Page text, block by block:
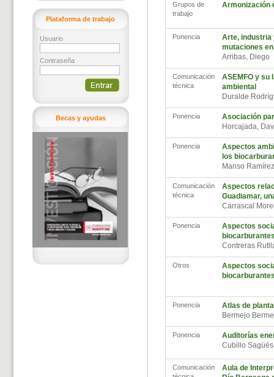
Plataforma de trabajo
Usuario
Contraseña
Becas y ayudas
Grupos de
trabajo
Armonización
Ponencia
Arte, industria
mutaciones
Arribas, Diego
Comunicación
técnica
ASEMFO y su
ambiental
Duralde
Ponencia
Asociación
Horcajada,
Ponencia
Aspectos
los
Manso
Comunicación
técnica
Aspectos
Guadiamar,
Carrascal
Ponencia
Aspectos
Contreras
Otros
Aspectos
Ponencia
Atlas de
Bermejo
Ponencia
Auditorías
Cubillo
Comunicación
Aula de